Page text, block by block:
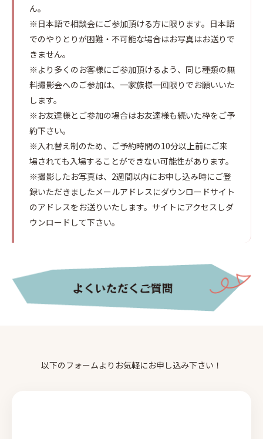
ん。
※日本語で相談会にご参加頂ける方に限ります。日本語
でのやりとりが困難・不可能な場合はお写真はお送りで
きません。
※より多くのお客様にご参加頂けるよう、同じ種類の無
料撮影会へのご参加は、一家族様一回限りでお願いいた
します。
※お友達様とご参加の場合はお友達様も続いた枠をご予
約下さい。
※入れ替え制のため、ご予約時間の10分以上前にご来
場されても入場することができない可能性があります。
※撮影したお写真は、2週間以内にお申し込み時にご登
録いただきましたメールアドレスにダウンロードサイト
のアドレスをお送りいたします。サイトにアクセスしダ
ウンロードして下さい。
以下のフォームよりお気軽にお申し込み下さい！